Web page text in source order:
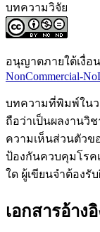
บทความวิจัย
อนุญาตภายใต้เงื่อ
NonCommercial-
บทความที่พิมพ์ในว
ถือว่าเป็นผลงานวิ
ความเห็นส่วนตัวข
ป้องกันควบคุมโรค
ใด ผู้เขียนจำต้อง
เอกสารอ้างอิ